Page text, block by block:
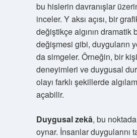
bu hislerin davranışlar
inceler. Y aksı açısı, bir
değiştikçe algının dramatik
değişmesi gibi, duyguların
da simgeler. Örneğin, bir
deneyimleri ve duygusal
olayı farklı şekillerde
açabilir.
Duygusal zekâ, bu
oynar. İnsanlar duygularını